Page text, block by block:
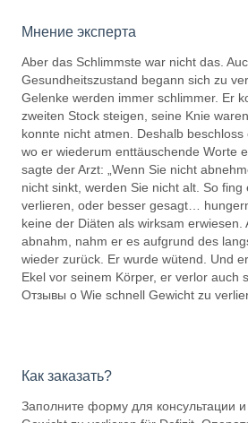
Мнение эксперта
Aber das Schlimmste war nicht das.
Gesundheitszustand begann sich zu
Gelenke werden immer schlimmer. Er
zweiten Stock steigen, seine Knie
konnte nicht atmen. Deshalb beschloss
wo er wiederum enttäuschende Worte
sagte der Arzt: „Wenn Sie nicht
nicht sinkt, werden Sie nicht alt. So fing
verlieren, oder besser gesagt…
keine der Diäten als wirksam erwiesen.
abnahm, nahm er es aufgrund des
wieder zurück. Er wurde wütend. Und
Ekel vor seinem Körper, er verlor auch
Отзывы о Wie schnell Gewicht zu
Как заказать?
Заполните форму для консультации